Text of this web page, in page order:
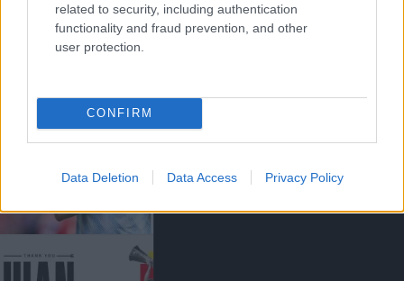
related to security, including authentication
functionality and fraud prevention, and other
user protection.
CONFIRM
Data Deletion Data Access Privacy Policy